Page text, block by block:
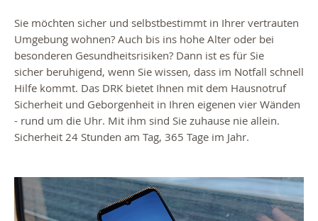
Sie möchten sicher und selbstbestimmt in Ihrer vertrauten
Umgebung wohnen? Auch bis ins hohe Alter oder bei
besonderen Gesundheitsrisiken? Dann ist es für Sie
sicher beruhigend, wenn Sie wissen, dass im Notfall schnell
Hilfe kommt. Das DRK bietet Ihnen mit dem Hausnotruf
Sicherheit und Geborgenheit in Ihren eigenen vier Wänden
- rund um die Uhr. Mit ihm sind Sie zuhause nie allein.
Sicherheit 24 Stunden am Tag, 365 Tage im Jahr.